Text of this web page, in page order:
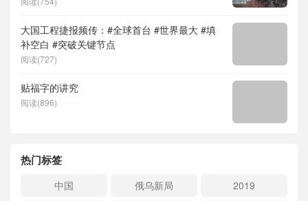
大国工程捷报频传：#全球首台 #世界最大 #填
补空白 #突破关键节点
阅读(727)
贴福字的讲究
阅读(896)
热门标签
中国 俄乌新局
2019